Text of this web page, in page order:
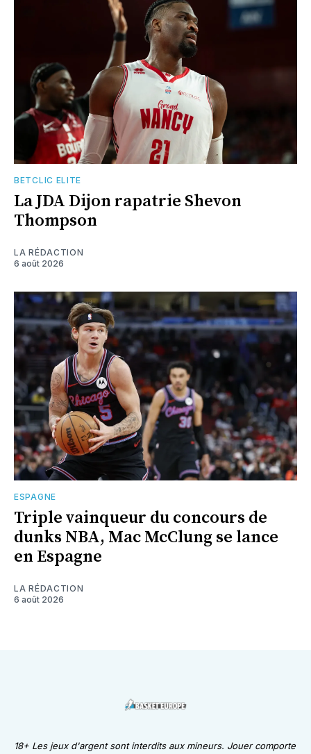
BETCLIC ELITE
La JDA Dijon rapatrie Shevon
Thompson
LA RÉDACTION
6 août 2026
ESPAGNE
Triple vainqueur du concours de
dunks NBA, Mac McClung se lance
en Espagne
LA RÉDACTION
6 août 2026
18+ Les jeux d'argent sont interdits aux mineurs. Jouer comporte